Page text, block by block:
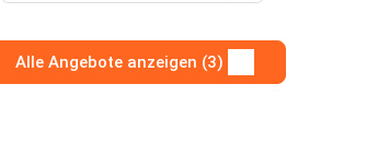
Alle Angebote anzeigen (3)